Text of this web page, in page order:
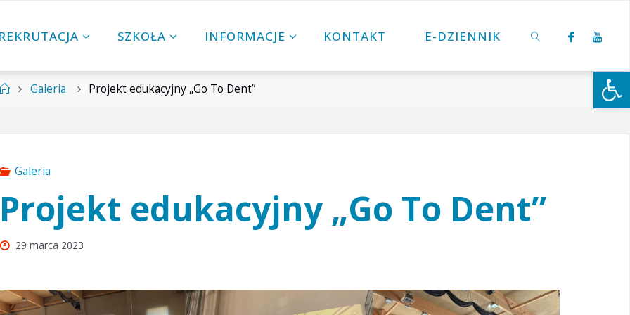
SZKOŁA INFORMACJE KONTAKT E-DZIENNIK
StronaGaleria Projekt edukacyjny „Go To Dent”
Galeria
Projekt edukacyjny „Go To Dent”
29 marca 2023